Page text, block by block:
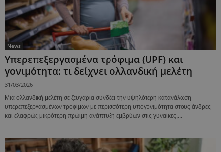
News
Υπερεπεξεργασμένα τρόφιμα (UPF) και
γονιμότητα: τι δείχνει ολλανδική μελέτη
31/03/2026
Μια ολλανδική μελέτη σε ζευγάρια συνδέει την υψηλότερη κατανάλωση
υπερεπεξεργασμένων τροφίμων με περισσότερη υπογονιμότητα στους άνδρες
και ελαφρώς μικρότερη πρώιμη ανάπτυξη εμβρύων στις γυναίκες,...